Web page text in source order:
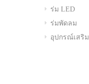
ร่ม LED
ร่มพัดลม
อุปกรณ์เสริม